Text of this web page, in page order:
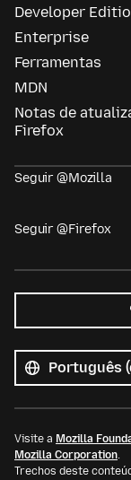
Developer
Enterprise
Ferramentas
MDN
Notas de
Firefox
Seguir @Mozilla
Seguir @Firefox
os
idiomas
Idioma
Visite a Mozilla
Mozilla Corporation.
Trechos deste